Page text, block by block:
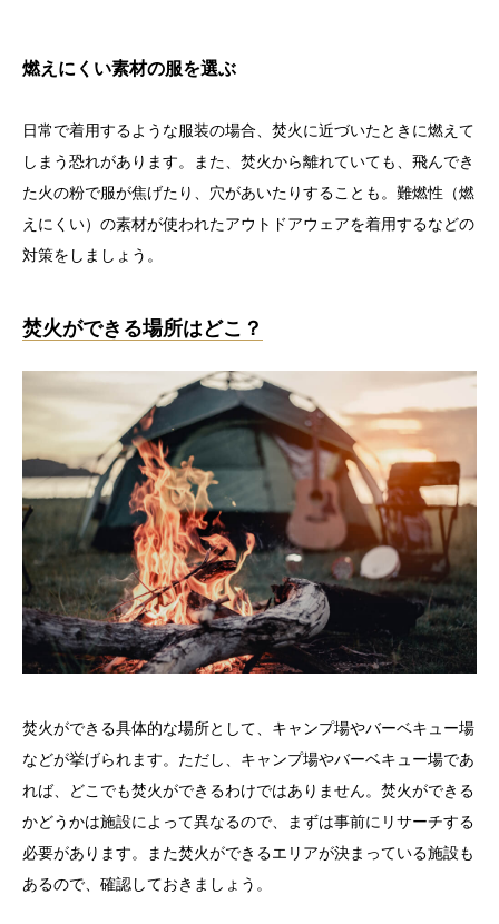
燃えにくい素材の服を選ぶ
日常で着用するような服装の場合、焚火に近づいたときに燃えて
しまう恐れがあります。また、焚火から離れていても、飛んでき
た火の粉で服が焦げたり、穴があいたりすることも。難燃性（燃
えにくい）の素材が使われたアウトドアウェアを着用するなどの
対策をしましょう。
焚火ができる場所はどこ？
焚火ができる具体的な場所として、キャンプ場やバーベキュー場
などが挙げられます。ただし、キャンプ場やバーベキュー場であ
れば、どこでも焚火ができるわけではありません。焚火ができる
かどうかは施設によって異なるので、まずは事前にリサーチする
必要があります。また焚火ができるエリアが決まっている施設も
あるので、確認しておきましょう。